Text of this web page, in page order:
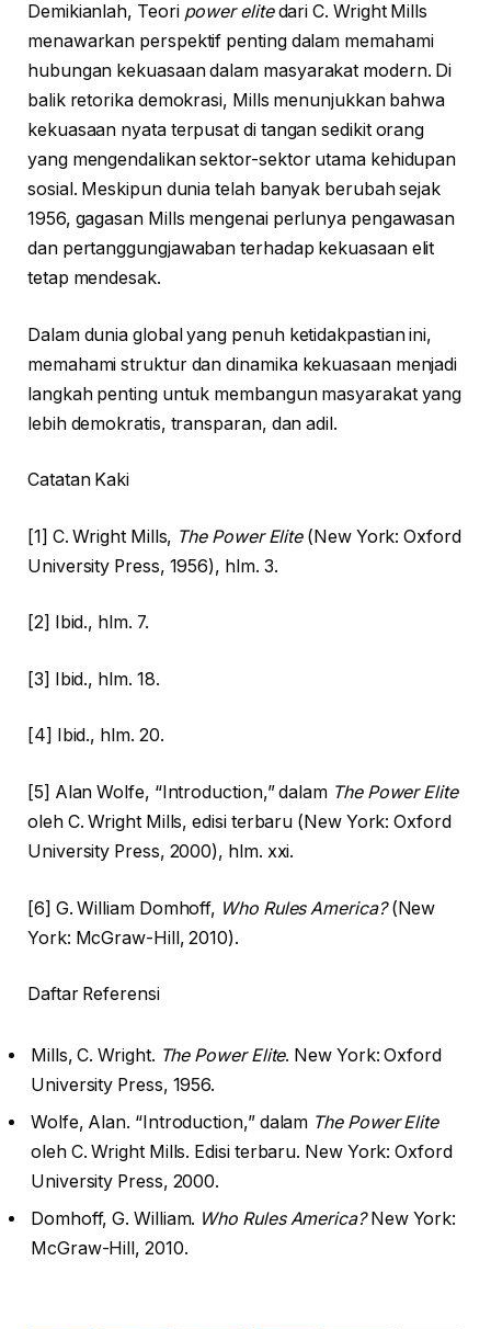
Demikianlah, Teori power elitedari C. Wright Mills
menawarkan perspektif penting dalam memahami
hubungan kekuasaan dalam masyarakat modern. Di
balik retorika demokrasi, Mills menunjukkan bahwa
kekuasaan nyata terpusat di tangan sedikit orang
yang mengendalikan sektor-sektor utama kehidupan
sosial. Meskipun dunia telah banyak berubah sejak
1956, gagasan Mills mengenai perlunya pengawasan
dan pertanggungjawaban terhadap kekuasaan elit
tetap mendesak.
Dalam dunia global yang penuh ketidakpastian ini,
memahami struktur dan dinamika kekuasaan menjadi
langkah penting untuk membangun masyarakat yang
lebih demokratis, transparan, dan adil.
Catatan Kaki
[1] C. Wright Mills, The Power Elite(New York: Oxford
University Press, 1956), hlm. 3.
[2] Ibid., hlm. 7.
[3] Ibid., hlm. 18.
[4] Ibid., hlm. 20.
[5] Alan Wolfe, “Introduction,” dalam The Power Elite
oleh C. Wright Mills, edisi terbaru (New York: Oxford
University Press, 2000), hlm. xxi.
[6] G. William Domhoff, Who Rules America?(New
York: McGraw-Hill, 2010).
Daftar Referensi
Mills, C. Wright. The Power Elite. New York: Oxford
University Press, 1956.
Wolfe, Alan. “Introduction,” dalam The Power Elite
oleh C. Wright Mills. Edisi terbaru. New York: Oxford
University Press, 2000.
Domhoff, G. William. Who Rules America?New York:
McGraw-Hill, 2010.